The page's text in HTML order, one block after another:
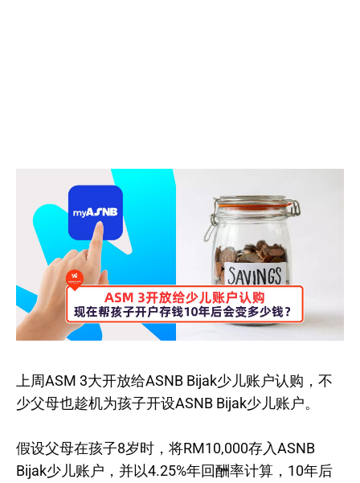
上周ASM 3大开放给ASNB Bijak少儿账户认购，不
少父母也趁机为孩子开设ASNB Bijak少儿账户。
假设父母在孩子8岁时，将RM10,000存入ASNB
Bijak少儿账户，并以4.25%年回酬率计算，10年后